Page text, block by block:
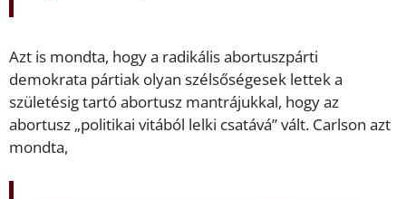
Azt is mondta, hogy a radikális abortuszpárti
demokrata pártiak olyan szélsőségesek lettek a
születésig tartó abortusz mantrájukkal, hogy az
abortusz „politikai vitából lelki csatává” vált. Carlson azt
mondta,